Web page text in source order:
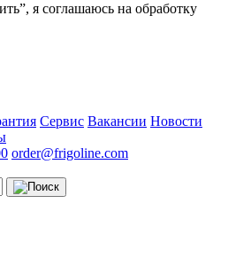
я соглашаюсь на обработку
Сервис Вакансии Новости
order@frigoline.com